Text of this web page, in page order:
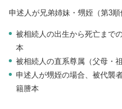
申述人が兄弟姉妹・甥姪（第3
被相続人の出生から死亡まで
本
被相続人の直系尊属（父母・
申述人が甥姪の場合、被代襲
籍謄本